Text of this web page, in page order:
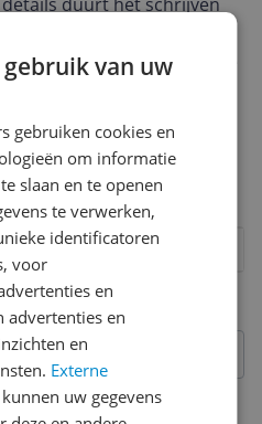
de 3 en 10 minuten.
bezoekers een betere
iedere maand kans op
8
7
6
1 van 4
van uw
gebruiken cookies en
om informatie
slaan en te openen
te verwerken,
identificatoren
voor
en
advertenties en
en
Externe
kunnen uw gegevens